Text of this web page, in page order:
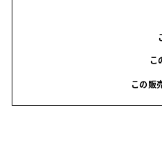
こ
この販